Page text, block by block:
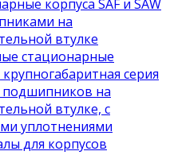
корпуса SAF и SAW
на
втулке
стационарные
крупногабаритная серия
подшипников на
втулке, с
уплотнениями
для корпусов